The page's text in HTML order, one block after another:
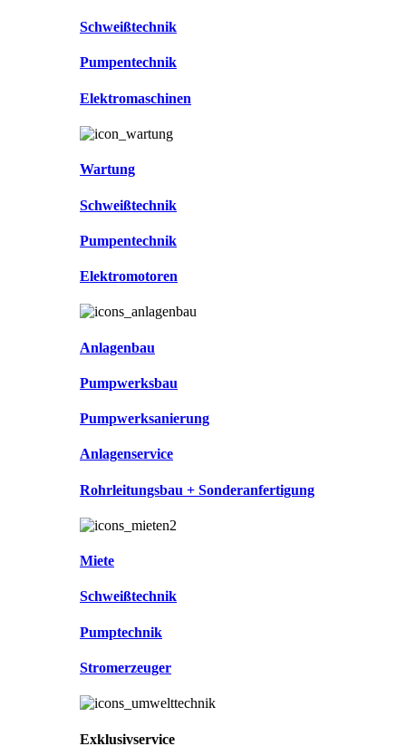
Schweißtechnik
Pumpentechnik
Elektromaschinen
Wartung
Schweißtechnik
Pumpentechnik
Elektromotoren
Anlagenbau
Pumpwerksbau
Pumpwerksanierung
Anlagenservice
Rohrleitungsbau + Sonderanfertigung
Miete
Schweißtechnik
Pumptechnik
Stromerzeuger
Exklusivservice